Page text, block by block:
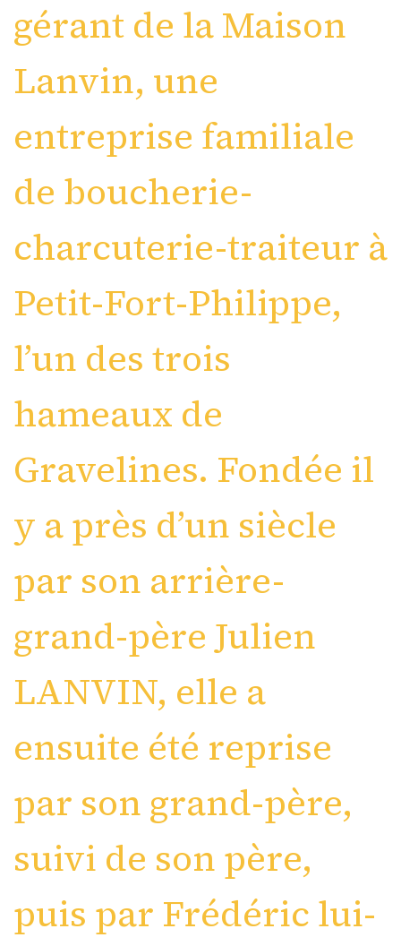
gérant de la Maison
Lanvin, une
entreprise familiale
de boucherie-
charcuterie-traiteur à
Petit-Fort-Philippe,
l’un des trois
hameaux de
Gravelines. Fondée il
y a près d’un siècle
par son arrière-
grand-père Julien
LANVIN, elle a
ensuite été reprise
par son grand-père,
suivi de son père,
puis par Frédéric lui-